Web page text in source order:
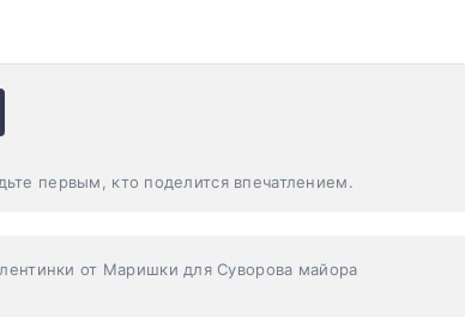
первым, кто поделится впечатлением.
от Маришки для Суворова майора